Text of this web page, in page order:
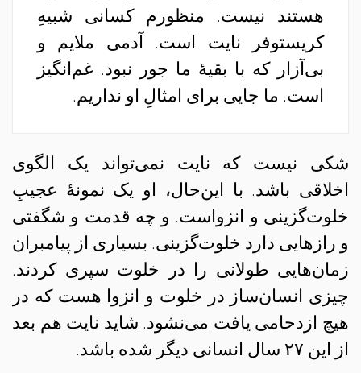
هستند نیست. منظورم کسانی شبیهِ
کریستوفر نایت است. آدمی ملایم و
بی‌آزار که با بقیهٔ ما جور نبود. غم‌انگیز
است. ما جایی برای امثالِ او نداریم.
شکی نیست که نایت نمی‌تواند یک الگوی
اخلاقی باشد. با این‌حال، او یک نمونهٔ عجیبِ
خلوت‌گزینی و انزواست. و چه قدمت و شگفتی
و رازهایی دارد خلوت‌گزینی. بسیاری از پیامبران
زمان‌هایی طولانی را در خلوت سپری کردند.
چیزی انسان‌ساز در خلوت و انزوا هست که در
هیچ ازدحامی یافت می‌نشود. شاید نایت هم بعد
از این ۲۷ سال انسانی دیگر شده باشد.